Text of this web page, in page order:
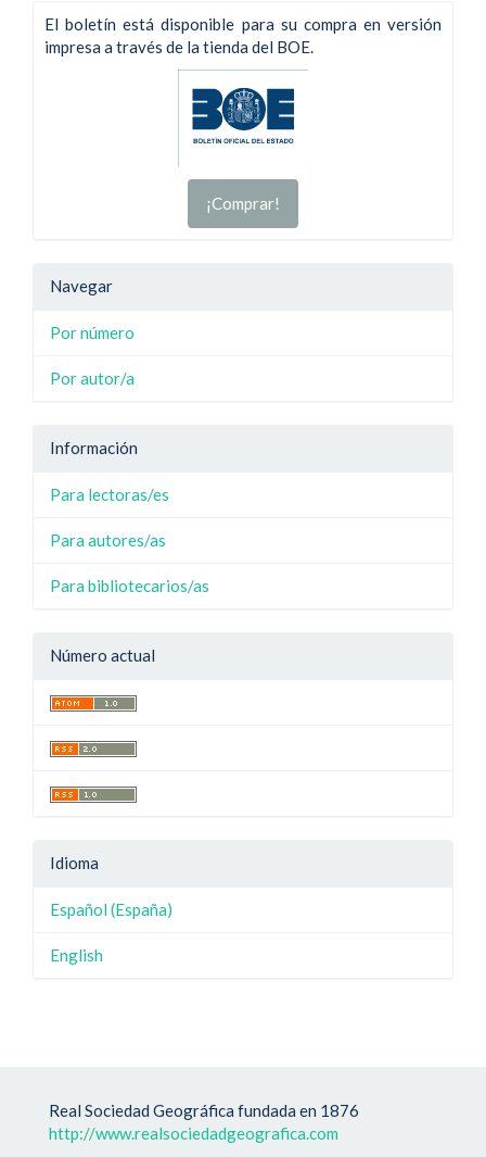
El boletín está disponible para su compra en versión
impresa a través de la tienda del BOE.
¡Comprar!
Navegar
Por número
Por autor/a
Información
Para lectoras/es
Para autores/as
Para bibliotecarios/as
Número actual
Idioma
Español (España)
English
Real Sociedad Geográfica fundada en 1876
http://www.realsociedadgeografica.com